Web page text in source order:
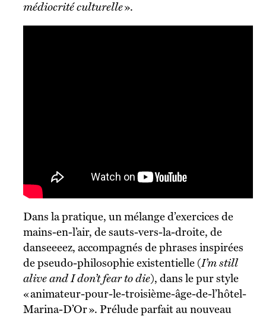
médiocrité culturelle».
Dans la pratique, un mélange d’exercices de
mains-en-l’air, de sauts-vers-la-droite, de
danseeeez, accompagnés de phrases inspirées
de pseudo-philosophie existentielle (I’m still
alive and I don’t fear to die), dans le pur style
« animateur-pour-le-troisième-âge-de-l’hôtel-
Marina-D’Or ». Prélude parfait au nouveau